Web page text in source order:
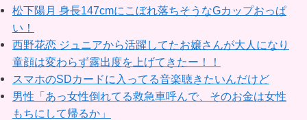
松下陽月 身長147cmにこぼれ落ちそうなGカップおっぱ
い！
西野花恋 ジュニアから活躍してたお嬢さんが大人になり
童顔は変わらず露出度を上げてきたー！！
スマホのSDカードに入ってる音楽聴きたいんだけど
男性「あっ女性倒れてる救急車呼んで、そのお金は女性
もちにして帰るか」